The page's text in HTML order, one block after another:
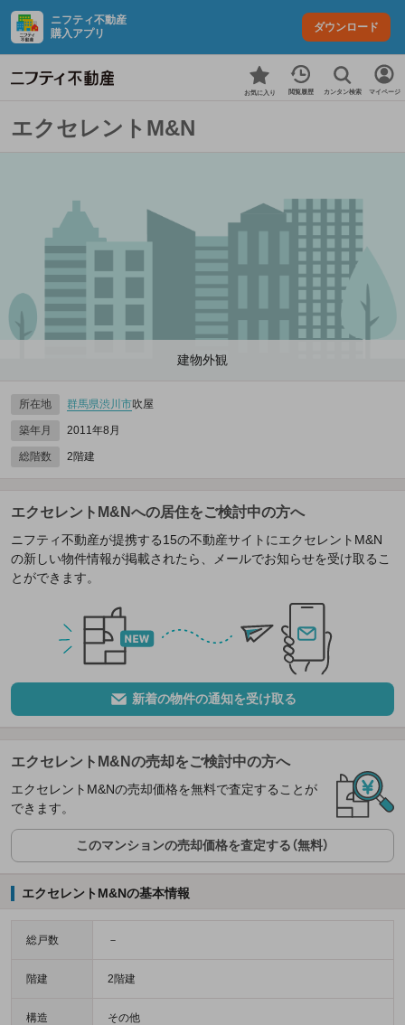
ニフティ不動産
購入アプリ
ダウンロード
お気に入り 閲覧履歴 カンタン検索 マイページ
エクセレントM&N
建物外観
所在地 群馬県渋川市吹屋
築年月 2011年8月
総階数 2階建
エクセレントM&Nへの居住をご検討中の方へ
ニフティ不動産が提携する15の不動産サイトにエクセレントM&N
の新しい物件情報が掲載されたら、メールでお知らせを受け取るこ
とができます。
新着の物件の通知を受け取る
エクセレントM&Nの売却をご検討中の方へ
エクセレントM&Nの売却価格を無料で査定することが
できます。
このマンションの売却価格を査定する（無料）
エクセレントM&Nの基本情報
総戸数 －
階建 2階建
構造 その他